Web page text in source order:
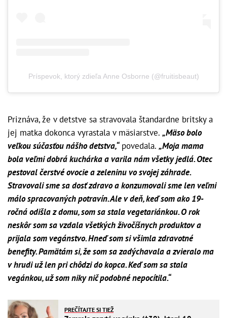
Príspevok, ktorý zdieľa Anne Osborne (@fruitisbeaut)
Priznáva, že v detstve sa stravovala štandardne britsky a
jej matka dokonca vyrastala v mäsiarstve. „Mäso bolo
veľkou súčasťou nášho detstva,“povedala. „Moja mama
bola veľmi dobrá kuchárka a varila nám všetky jedlá. Otec
pestoval čerstvé ovocie a zeleninu vo svojej záhrade.
Stravovali sme sa dosť zdravo a konzumovali sme len veľmi
málo spracovaných potravín. Ale v deň, keď som ako 19-
ročná odišla z domu, som sa stala vegetariánkou. O rok
neskôr som sa vzdala všetkých živočíšnych produktov a
prijala som vegánstvo. Hneď som si všimla zdravotné
benefity. Pamätám si, že som sa zadýchavala a zvieralo ma
v hrudi už len pri chôdzi do kopca. Keď som sa stala
vegánkou, už som niky nič podobné nepocítila.“
PREČÍTAJTE SI TIEŽ